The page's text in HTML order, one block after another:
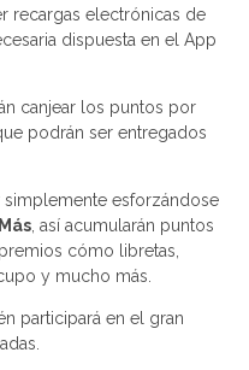
recargas electrónicas de
dispuesta en el App
canjear los puntos por
podrán ser entregados
simplemente esforzándose
, así acumularán puntos
cómo libretas,
y mucho más.
participará en el gran